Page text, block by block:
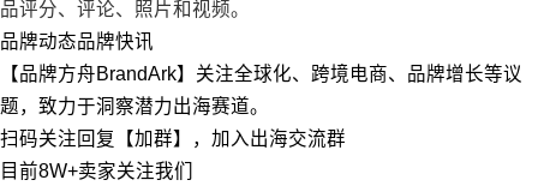
品评分、评论、照片和视频。
品牌动态品牌快讯
【品牌方舟BrandArk】关注全球化、跨境电商、品牌增长等议
题，致力于洞察潜力出海赛道。
扫码关注回复【加群】，加入出海交流群
目前8W+卖家关注我们